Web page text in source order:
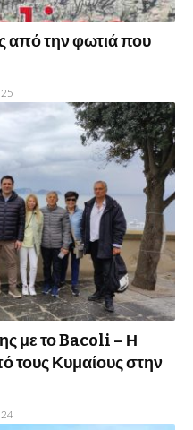
από την φωτιά που
με το Bacoli – Η
τους Κυμαίους στην